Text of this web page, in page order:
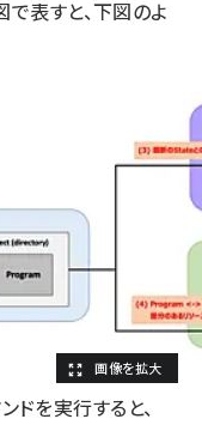
表すと、下図のよ
を実行すると、